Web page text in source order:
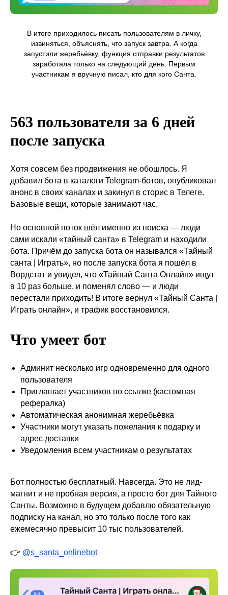
В итоге приходилось писать пользователям в личку,
извиняться, объяснять, что запуск завтра. А когда
запустили жеребьёвку, функция отправки результатов
заработала только на следующий день. Первым
участникам я вручную писал, кто для кого Санта.
563 пользователя за 6 дней
после запуска
Хотя совсем без продвижения не обошлось. Я
добавил бота в каталоги Telegram-ботов, опубликовал
анонс в своих каналах и закинул в сторис в Телеге.
Базовые вещи, которые занимают час.
Но основной поток шёл именно из поиска — люди
сами искали «тайный санта» в Telegram и находили
бота. Причём до запуска бота он назывался «Тайный
санта | Играть», но после запуска бота я пошёл в
Вордстат и увидел, что «Тайный Санта Онлайн» ищут
в 10 раз больше, и поменял слово — и люди
перестали приходить! В итоге вернул «Тайный Санта |
Играть онлайн», и трафик восстановился.
Что умеет бот
Админит несколько игр одновременно для одного
пользователя
Приглашает участников по ссылке (кастомная
рефералка)
Автоматическая анонимная жеребьёвка
Участники могут указать пожелания к подарку и
адрес доставки
Уведомления всем участникам о результатах
Бот полностью бесплатный. Навсегда. Это не лид-
магнит и не пробная версия, а просто бот для Тайного
Санты. Возможно в будущем добавлю обязательную
подписку на канал, но это только после того как
ежемесячно превысит 10 тыс пользователей.
👉 @s_santa_onlinebot